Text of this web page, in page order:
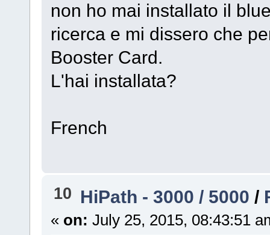
non ho mai installato il
ricerca e mi dissero che
Booster Card.
L'hai installata?
French
10 HiPath - 3000 / 5000 /
« on: July 25, 2015, 08:43:51